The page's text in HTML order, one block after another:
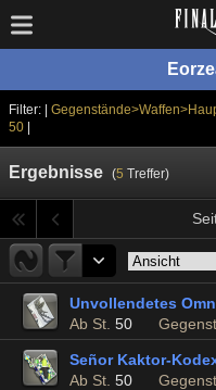
Filter: |
50|
Ergebnisse (5 Treffer)
Unvollendetes
Ab St. 50
Señor Kaktor-
Ab St. 50